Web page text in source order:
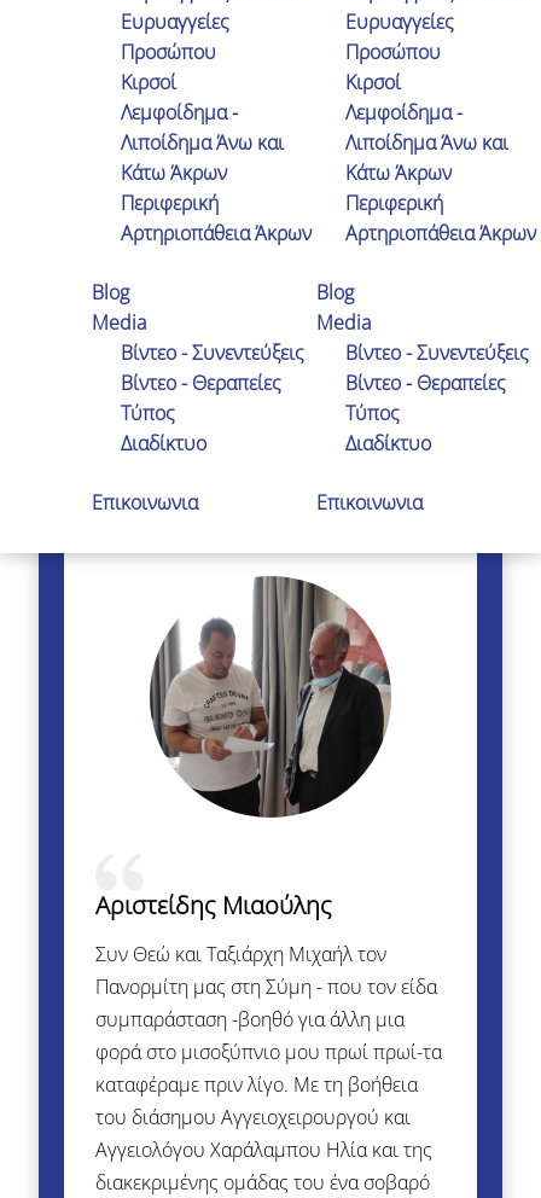
Ευρυαγγείες
Προσώπου
Κιρσοί
Λεμφοίδημα -
Λιποίδημα Άνω και
Κάτω Άκρων
Περιφερική
Αρτηριοπάθεια Άκρων
Blog
Media
Βίντεο - Συνεντεύξεις
Βίντεο - Θεραπείες
Τύπος
Διαδίκτυο
Επικοινωνια
Ευρυαγγείες
Προσώπου
Κιρσοί
Λεμφοίδημα -
Λιποίδημα Άνω και
Κάτω Άκρων
Περιφερική
Αρτηριοπάθεια Άκρων
Blog
Media
Βίντεο - Συνεντεύξεις
Βίντεο - Θεραπείες
Τύπος
Διαδίκτυο
Επικοινωνια
condition στο φουλ, βγαίνοντας έξω
μόνο με τη δύση του ηλίου. Ο πόνος
πολλές φορές ανυπόφορος. Όσο
περνούσε ο καιρός η νόσος χειροτέρευε.
Είχα πάθει κατάθλιψη. Ευτυχώς όμως
βρέθηκε στο δρόμο μου ο εξαιρετικός
γιατρός και άνθρωπος Χαράλαμπος
Ηλίας και μου άλλαξε τη ζωή. Σε
ευχαριστώ πολύ για όλα.
Ι .Βαφειάδης
Αριστείδης Μιαούλης
Συν Θεώ και Ταξιάρχη Μιχαήλ τον
Πανορμίτη μας στη Σύμη - που τον είδα
συμπαράσταση -βοηθό για άλλη μια
φορά στο μισοξύπνιο μου πρωί πρωί-τα
καταφέραμε πριν λίγο. Με τη βοήθεια
του διάσημου Αγγειοχειρουργού και
Αγγειολόγου Χαράλαμπου Ηλία και της
διακεκριμένης ομάδας του ένα σοβαρό